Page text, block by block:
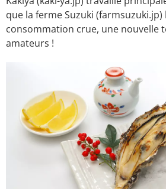
que la ferme Suzuki
consommation crue, une nouvelle
amateurs !